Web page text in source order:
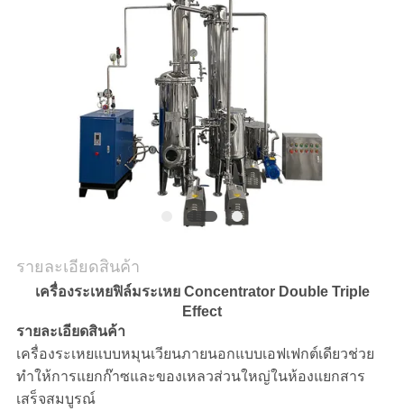
นโยบาย
ส่วน
รายละเอียดสินค้า
เครื่องระเหยฟิล์มระเหย Concentrator Double Triple
Effect
รายละเอียดสินค้า
เครื่องระเหยแบบหมุนเวียนภายนอกแบบเอฟเฟกต์เดียวช่วย
ทำให้การแยกก๊าซและของเหลวส่วนใหญ่ในห้องแยกสาร
เสร็จสมบูรณ์